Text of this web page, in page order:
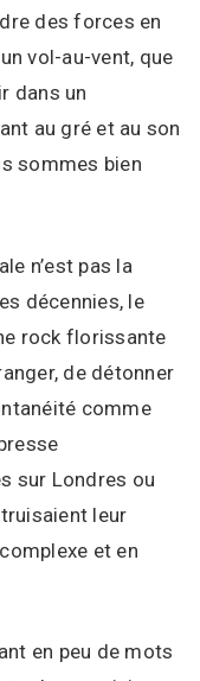
des forces en
vol-au-vent, que
dans un
au gré et au son
sommes bien
n’est pas la
décennies, le
rock florissante
de détonner
comme
sur Londres ou
leur
et en
en peu de mots